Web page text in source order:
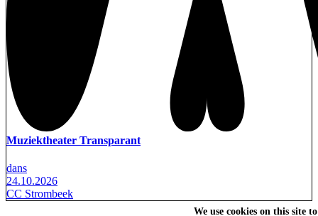
Muziektheater Transparant
dans
24.10.2026
CC Strombeek
We use cookies on this site